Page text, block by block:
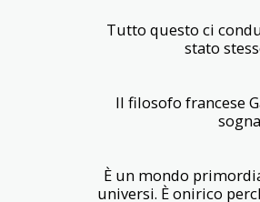
Tutto questo ci
stato
Il filosofo francese
È un mondo
universi. È onirico